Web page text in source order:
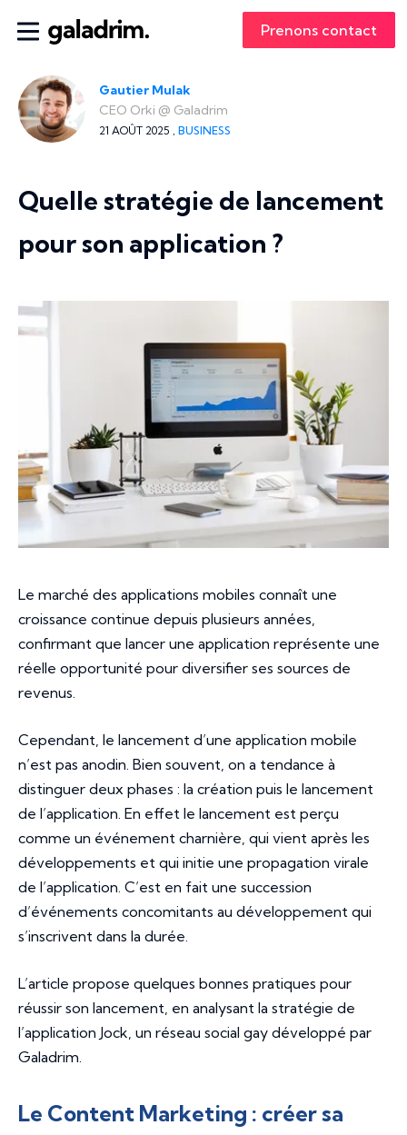
Prenons contact
Gautier Mulak
CEO Orki @ Galadrim
21 AOÛT 2025 , BUSINESS
Quelle stratégie de lancement
pour son application ?
Le marché des applications mobiles connaît une
croissance continue depuis plusieurs années,
confirmant que lancer une application représente une
réelle opportunité pour diversifier ses sources de
revenus.
Cependant, le lancement d’une application mobile
n’est pas anodin. Bien souvent, on a tendance à
distinguer deux phases : la création puis le lancement
de l’application. En effet le lancement est perçu
comme un événement charnière, qui vient après les
développements et qui initie une propagation virale
de l’application. C’est en fait une succession
d’événements concomitants au développement qui
s’inscrivent dans la durée.
L’article propose quelques bonnes pratiques pour
réussir son lancement, en analysant la stratégie de
l’application Jock, un réseau social gay développé par
Galadrim.
Le Content Marketing : créer sa